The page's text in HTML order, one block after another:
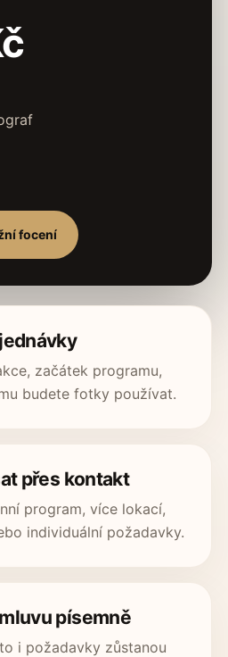
focení
začátek programu,
budete fotky používat.
přes kontakt
program, více lokací,
individuální požadavky.
písemně
i požadavky zůstanou